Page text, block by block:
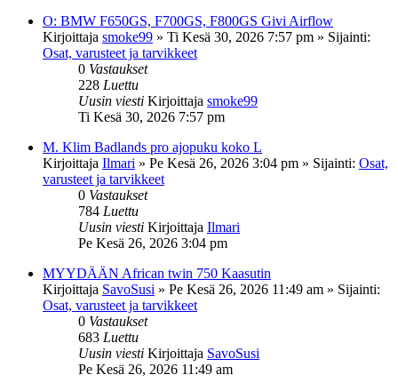
O: BMW F650GS, F700GS, F800GS Givi Airflow
Kirjoittaja smoke99 » Ti Kesä 30, 2026 7:57 pm » Sijainti:
Osat, varusteet ja tarvikkeet
0 Vastaukset
228 Luettu
Uusin viesti Kirjoittaja smoke99
Ti Kesä 30, 2026 7:57 pm
M. Klim Badlands pro ajopuku koko L
Kirjoittaja Ilmari » Pe Kesä 26, 2026 3:04 pm » Sijainti: Osat,
varusteet ja tarvikkeet
0 Vastaukset
784 Luettu
Uusin viesti Kirjoittaja Ilmari
Pe Kesä 26, 2026 3:04 pm
MYYDÄÄN African twin 750 Kaasutin
Kirjoittaja SavoSusi » Pe Kesä 26, 2026 11:49 am » Sijainti:
Osat, varusteet ja tarvikkeet
0 Vastaukset
683 Luettu
Uusin viesti Kirjoittaja SavoSusi
Pe Kesä 26, 2026 11:49 am